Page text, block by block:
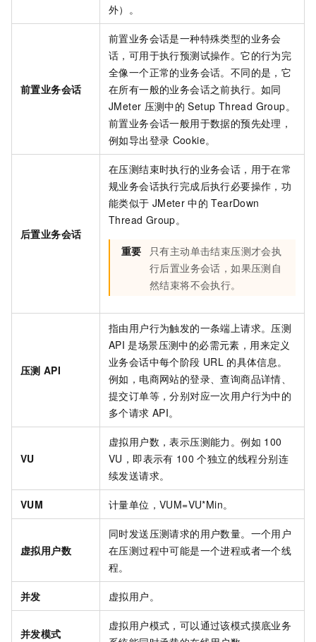
外）。
前置业务会话
前置业务会话是一种特殊类型的业务会
话，可用于执行预测试操作。它的行为完
全像一个正常的业务会话。不同的是，它
在所有一般的业务会话之前执行。如同
JMeter 压测中的 Setup Thread Group。
前置业务会话一般用于数据的预先处理，
例如导出登录 Cookie。
后置业务会话
在压测结束时执行的业务会话，用于在常
规业务会话执行完成后执行必要操作，功
能类似于 JMeter 中的 TearDown
Thread Group。
重要
只有主动单击结束压测才会执
行后置业务会话，如果压测自
然结束将不会执行。
压测 API
指由用户行为触发的一条端上请求。压测
API 是场景压测中的必需元素，用来定义
业务会话中每个阶段 URL 的具体信息。
例如，电商网站的登录、查询商品详情、
提交订单等，分别对应一次用户行为中的
多个请求 API。
VU
虚拟用户数，表示压测能力。例如 100
VU，即表示有 100 个独立的线程分别连
续发送请求。
VUM 计量单位，VUM=VU*Min。
虚拟用户数
同时发送压测请求的用户数量。一个用户
在压测过程中可能是一个进程或者一个线
程。
并发 虚拟用户。
并发模式
虚拟用户模式，可以通过该模式摸底业务